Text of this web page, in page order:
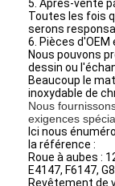
pompe à
Pompe à
pompe à
pompe à
pompe
5. Après-vente
Toutes les fois
serons
6. Pièces
Nous pouvons
dessin ou
Beaucoup le
inoxydable de
Nous
exigences
Ici nous
la référence :
Roue à aubes :
E4147, F6147,
Revêtement de